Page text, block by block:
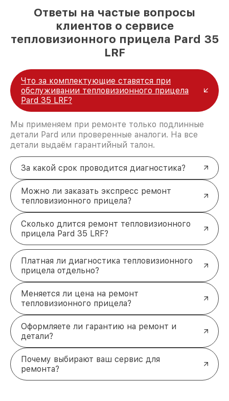
Ответы на частые вопросы
клиентов о сервисе
тепловизионного прицела Pard 35
LRF
Что за комплектующие ставятся при
обслуживании тепловизионного прицела
Pard 35 LRF?
Мы применяем при ремонте только подлинные
детали Pard или проверенные аналоги. На все
детали выдаём гарантийный талон.
За какой срок проводится диагностика?
Можно ли заказать экспресс ремонт
тепловизионного прицела?
Сколько длится ремонт тепловизионного
прицела Pard 35 LRF?
Платная ли диагностика тепловизионного
прицела отдельно?
Меняется ли цена на ремонт
тепловизионного прицела?
Оформляете ли гарантию на ремонт и
детали?
Почему выбирают ваш сервис для
ремонта?